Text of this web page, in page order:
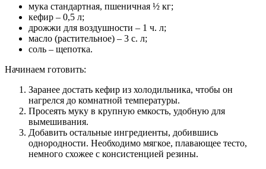
мука стандартная, пшеничная ½ кг;
кефир – 0,5 л;
дрожжи для воздушности – 1 ч. л;
масло (растительное) – 3 с. л;
соль – щепотка.
Начинаем готовить:
Заранее достать кефир из холодильника, чтобы он
нагрелся до комнатной температуры.
Просеять муку в крупную емкость, удобную для
вымешивания.
Добавить остальные ингредиенты, добившись
однородности. Необходимо мягкое, плавающее тесто,
немного схожее с консистенцией резины.